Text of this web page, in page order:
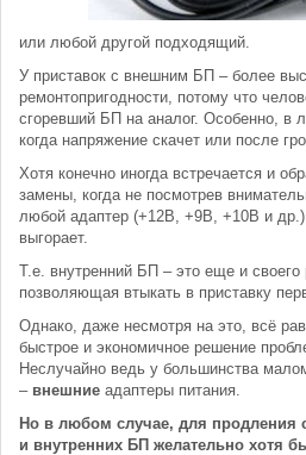
или любой другой подходящий.
У приставок с внешним БП – более
ремонтопригодности, потому что
сгоревший БП на аналог. Особенно, в
когда напряжение скачет или после
Хотя конечно иногда встречается и
замены, когда не посмотрев
любой адаптер (+12В, +9В, +10В и
выгорает.
Т.е. внутренний БП – это еще и своего
позволяющая втыкать в приставку
Однако, даже несмотря на это, всё
быстрое и экономичное решение
Неслучайно ведь у большинства
– внешние адаптеры питания.
Но в любом случае, для продления
и внутренних БП желательно хотя